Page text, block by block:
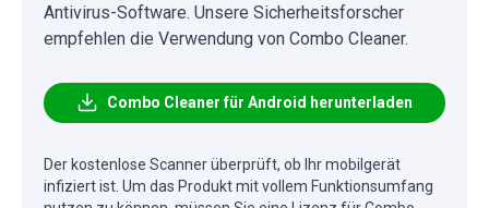
Antivirus-Software. Unsere Sicherheitsforscher
empfehlen die Verwendung von Combo Cleaner.
Combo Cleaner für Android herunterladen
Der kostenlose Scanner überprüft, ob Ihr mobilgerät
infiziert ist. Um das Produkt mit vollem Funktionsumfang